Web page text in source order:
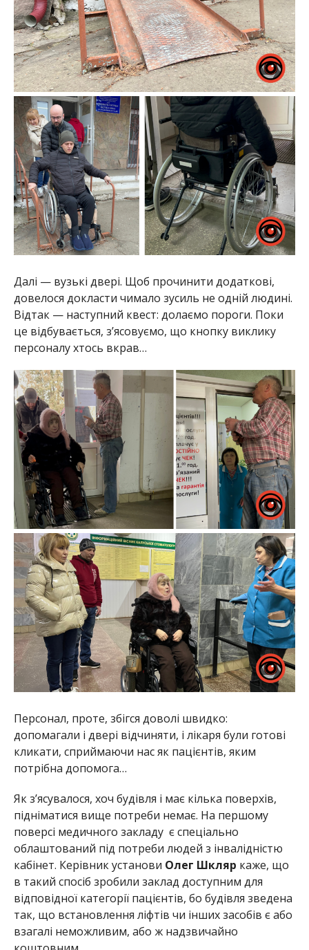
Далі — вузькі двері. Щоб прочинити додаткові,
довелося докласти чимало зусиль не одній людині.
Відтак — наступний квест: долаємо пороги. Поки
це відбувається, з’ясовуємо, що кнопку виклику
персоналу хтось вкрав…
Персонал, проте, збігся доволі швидко:
допомагали і двері відчиняти, і лікаря були готові
кликати, сприймаючи нас як пацієнтів, яким
потрібна допомога…
Як з’ясувалося, хоч будівля і має кілька поверхів,
підніматися вище потреби немає. На першому
поверсі медичного закладу є спеціально
облаштований під потреби людей з інвалідністю
кабінет. Керівник установи Олег Шкляр каже, що
в такий спосіб зробили заклад доступним для
відповідної категорії пацієнтів, бо будівля зведена
так, що встановлення ліфтів чи інших засобів є або
взагалі неможливим, або ж надзвичайно